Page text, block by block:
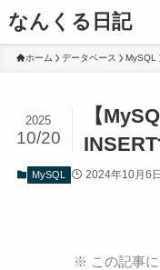
なんくる日記
ホーム データベース MySQL
【
2025
10/20
MySQL 2024年10月6日
※ この記事